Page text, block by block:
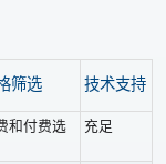
筛选 技术支持
和付费选
充足